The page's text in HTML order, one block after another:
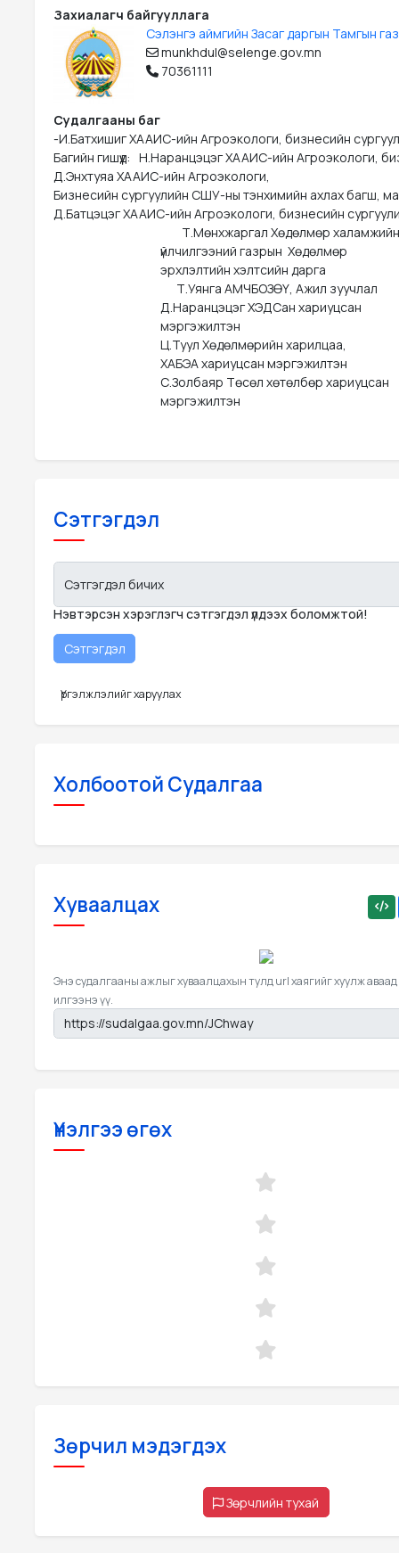
Захиалагч байгууллага
Сэлэнгэ аймгийн Засаг даргын Тамгын
munkhdul@selenge.gov.mn
70361111
Судалгааны баг
-И.Батхишиг ХААИС-ийн Агроэкологи, бизнесийн
Багийн гишүүд: 	Н.Наранцэцэг ХААИС-ийн Агроэкологи, бизнесийн сургуулийн БУ-ын тэнхимийн ахлах багш, докторант, Менежментийн зөвлөх
Д.Энхтуяа ХААИС-ийн Агроэкологи,
Бизнесийн сургуулийн СШУ-ны тэнхимийн ахлах багш,
Д.Батцэцэг ХААИС-ийн Агроэкологи, бизнесийн
					мэргэжилтэн
Сэтгэгдэл
Сэтгэгдэл бичих
Нэвтэрсэн хэрэглэгч сэтгэгдэл үлдээх боломжтой!
Үргэлжлэлийг харуулах
Холбоотой Судалгаа
Хуваалцах
Энэ судалгааны ажлыг хуваалцахын тулд url хаягийг хуулж аваад
илгээнэ үү.
Үнэлгээ өгөх
Зөрчил мэдэгдэх
Зөрчлийн тухай